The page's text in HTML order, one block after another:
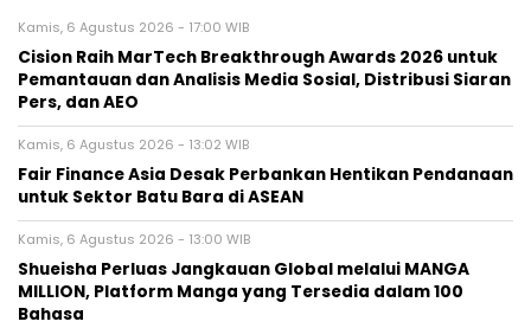
Kamis, 6 Agustus 2026 - 17:00 WIB
Cision Raih MarTech Breakthrough Awards 2026 untuk
Pemantauan dan Analisis Media Sosial, Distribusi Siaran
Pers, dan AEO
Kamis, 6 Agustus 2026 - 13:02 WIB
Fair Finance Asia Desak Perbankan Hentikan Pendanaan
untuk Sektor Batu Bara di ASEAN
Kamis, 6 Agustus 2026 - 13:00 WIB
Shueisha Perluas Jangkauan Global melalui MANGA
MILLION, Platform Manga yang Tersedia dalam 100
Bahasa